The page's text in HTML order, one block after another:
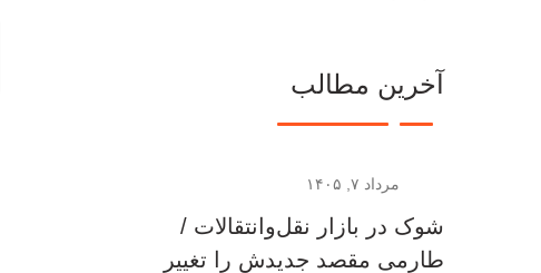
آخرین مطالب
مرداد ۷, ۱۴۰۵
شوک در بازار نقل‌وانتقالات /
طارمی مقصد جدیدش را تغییر